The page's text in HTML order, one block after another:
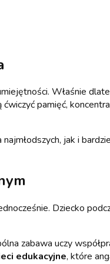
Właśnie
pamięć,
najmłodszych, jak i
Dziecko
zabawa uczy
edukacyjne, które